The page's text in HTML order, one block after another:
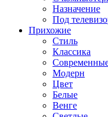
Назначение
Под
Прихожие
Стиль
Классика
Модерн
Цвет
Белые
Венге